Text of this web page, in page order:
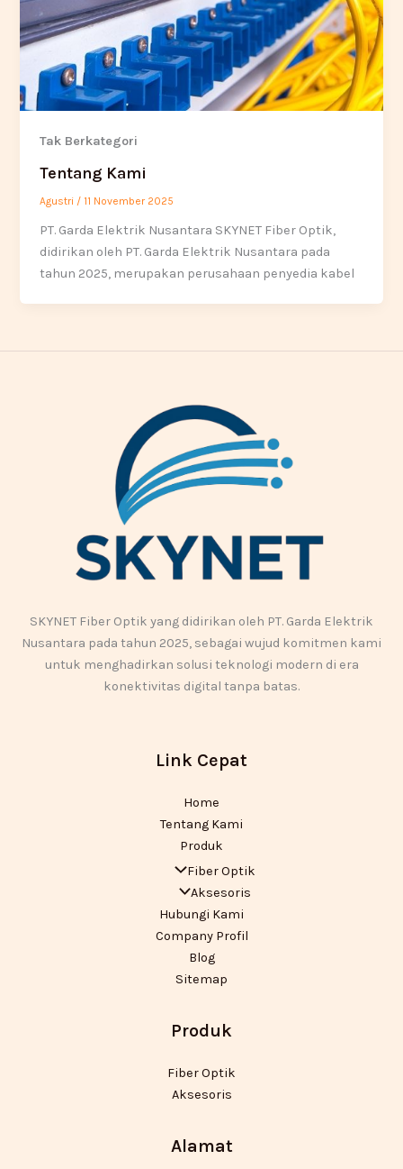
Tak Berkategori
Tentang Kami
Agustri /11 November 2025
PT. Garda Elektrik Nusantara SKYNET Fiber Optik,
didirikan oleh PT. Garda Elektrik Nusantara pada
tahun 2025, merupakan perusahaan penyedia kabel
SKYNET Fiber Optik yang didirikan oleh PT. Garda Elektrik
Nusantara pada tahun 2025, sebagai wujud komitmen kami
untuk menghadirkan solusi teknologi modern di era
konektivitas digital tanpa batas.
Link Cepat
Home
Tentang Kami
Produk
Fiber Optik
Aksesoris
Hubungi Kami
Company Profil
Blog
Sitemap
Produk
Fiber Optik
Aksesoris
Alamat